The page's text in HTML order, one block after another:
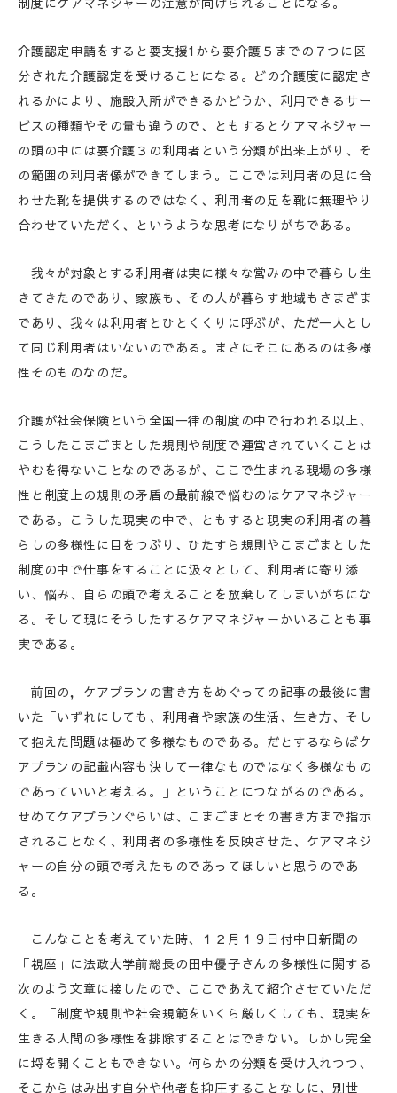
介護認定申請をすると要支援1から要介護５までの７つに区
分された介護認定を受けることになる。どの介護度に認定さ
れるかにより、施設入所ができるかどうか、利用できるサー
ビスの種類やその量も違うので、ともするとケアマネジャー
の頭の中には要介護３の利用者という分類が出来上がり、そ
の範囲の利用者像ができてしまう。ここでは利用者の足に合
わせた靴を提供するのではなく、利用者の足を靴に無理やり
合わせていただく、というような思考になりがちである。
我々が対象とする利用者は実に様々な営みの中で暮らし生
きてきたのであり、家族も、その人が暮らす地域もさまざま
であり、我々は利用者とひとくくりに呼ぶが、ただ一人とし
て同じ利用者はいないのである。まさにそこにあるのは多様
性そのものなのだ。
介護が社会保険という全国一律の制度の中で行われる以上、
こうしたこまごまとした規則や制度で運営されていくことは
やむを得ないことなのであるが、ここで生まれる現場の多様
性と制度上の規則の矛盾の最前線で悩むのはケアマネジャー
である。こうした現実の中で、ともすると現実の利用者の暮
らしの多様性に目をつぶり、ひたすら規則やこまごまとした
制度の中で仕事をすることに汲々として、利用者に寄り添
い、悩み、自らの頭で考えることを放棄してしまいがちにな
る。そして現にそうしたするケアマネジャーかいることも事
実である。
前回の，ケアプランの書き方をめぐっての記事の最後に書
いた「いずれにしても、利用者や家族の生活、生き方、そし
て抱えた問題は極めて多様なものである。だとするならばケ
アプランの記載内容も決して一律なものではなく多様なもの
であっていいと考える。」ということにつながるのである。
せめてケアプランぐらいは、こまごまとその書き方まで指示
されることなく、利用者の多様性を反映させた、ケアマネジ
ャーの自分の頭で考えたものであってほしいと思うのであ
る。
こんなことを考えていた時、１２月１９日付中日新聞の
「視座」に法政大学前総長の田中優子さんの多様性に関する
次のよう文章に接したので、ここであえて紹介させていただ
く。「制度や規則や社会規範をいくら厳しくしても、現実を
生きる人間の多様性を排除することはできない。しかし完全
に埒を開くこともできない。何らかの分類を受け入れつつ、
そこからはみ出す自分や他者を抑圧することなしに、別世